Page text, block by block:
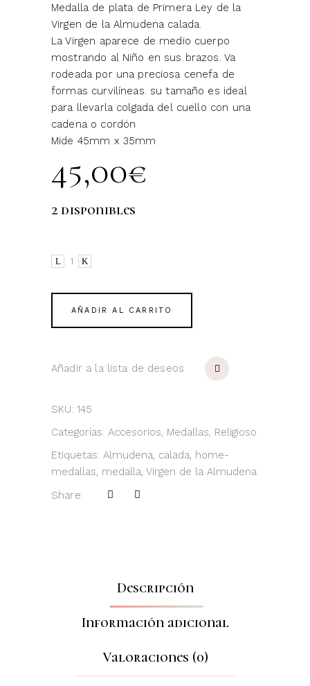
Medalla de plata de Primera Ley de la
Virgen de la Almudena calada.
La Virgen aparece de medio cuerpo
mostrando al Niño en sus brazos. Va
rodeada por una preciosa cenefa de
formas curvilíneas. su tamaño es ideal
para llevarla colgada del cuello con una
cadena o cordón
Mide 45mm x 35mm
45,00€
2 disponibles
Virgen
la
Almudena
calada
AÑADIR AL CARRITO
Añadir a la lista de deseos
SKU: 145
Categorías: Accesorios, Medallas, Religioso
Etiquetas: Almudena, calada, home-
medallas, medalla, Virgen de la Almudena
Share:
Descripción
Información adicional
Valoraciones (0)